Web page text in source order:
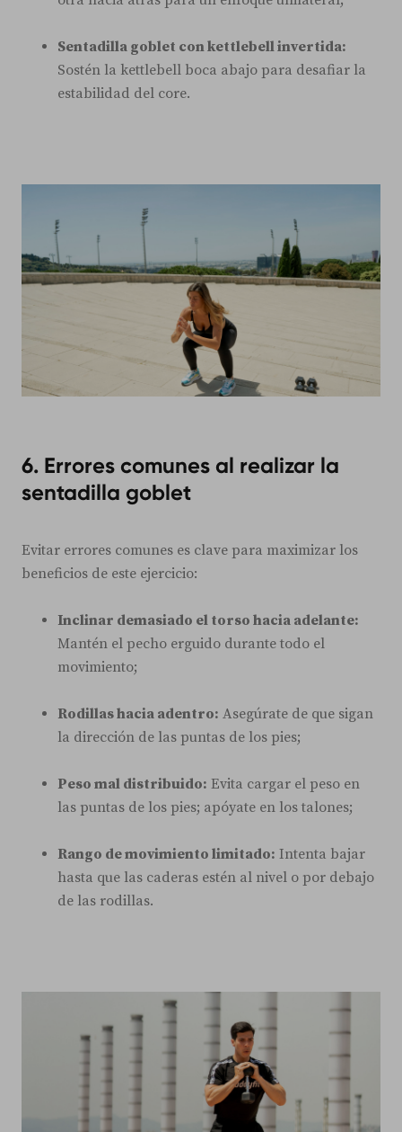
Sentadilla goblet con kettlebell invertida:
Sostén la kettlebell boca abajo para desafiar la
estabilidad del core.
6. Errores comunes al realizar la
sentadilla goblet
Evitar errores comunes es clave para maximizar los
beneficios de este ejercicio:
Inclinar demasiado el torso hacia adelante:
Mantén el pecho erguido durante todo el
movimiento;
Rodillas hacia adentro: Asegúrate de que sigan
la dirección de las puntas de los pies;
Peso mal distribuido: Evita cargar el peso en
las puntas de los pies; apóyate en los talones;
Rango de movimiento limitado: Intenta bajar
hasta que las caderas estén al nivel o por debajo
de las rodillas.